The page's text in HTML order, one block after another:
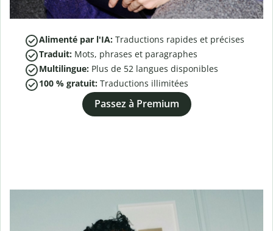
Alimenté par l'IA: Traductions rapides et précises
Traduit: Mots, phrases et paragraphes
Multilingue: Plus de 52 langues disponibles
100 % gratuit: Traductions illimitées
Passez à Premium